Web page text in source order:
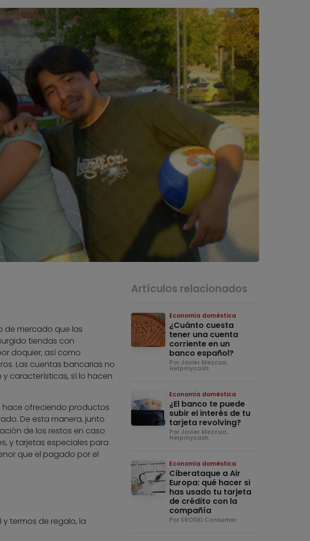
de mercado que las
tiendas con
doquier, así como
Las cuentas bancarias no
características, sí lo hacen
hace ofreciendo productos
De esta manera, junto
de los restos en caso
y tarjetas especiales para
que el pagado por el
termos de regalo, la
Artículos relacionados
Economía doméstica
¿Cuánto cuesta
tener una cuenta
corriente en un
banco español?
Por Javier Mezcua,
Helpmycash
Economía doméstica
¿El banco te puede
subir el interés de tu
tarjeta revolving?
Por Javier Mezcua,
Helpmycash
Economía doméstica
Ciberataque a Air
Europa: qué hacer si
has usado tu tarjeta
de crédito con la
compañía
Por EROSKI Consumer